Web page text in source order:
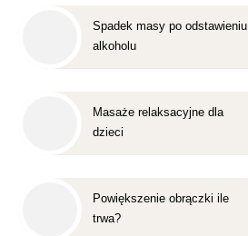
Spadek masy po odstawieniu
alkoholu
Masaże relaksacyjne dla
dzieci
Powiększenie obrączki ile
trwa?